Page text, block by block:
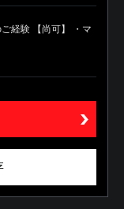
経験 【尚可】 ・マ